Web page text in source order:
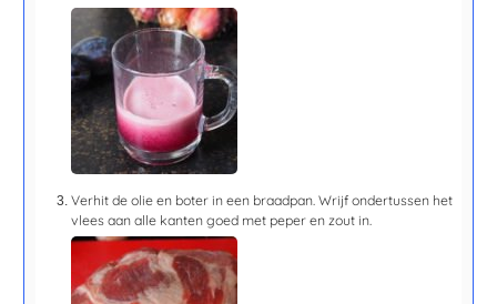
Verhit de olie en boter in een braadpan. Wrijf ondertussen het
vlees aan alle kanten goed met peper en zout in.